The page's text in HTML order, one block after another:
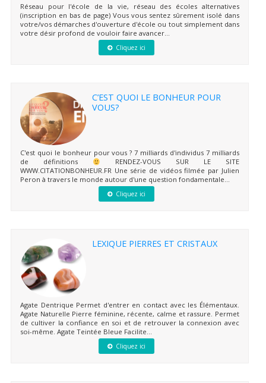
Réseau pour l'école de la vie, réseau des écoles alternatives
(inscription en bas de page) Vous vous sentez sûrement isolé dans
votre/vos démarches d'ouverture d'école ou tout simplement dans
votre désir profond de vouloir faire avancer...
Cliquez ici
C’EST QUOI LE BONHEUR POUR
VOUS?
C'est quoi le bonheur pour vous ? 7 milliards d'individus 7 milliards
de définitions
RENDEZ-VOUS SUR LE SITE
WWW.CITATIONBONHEUR.FR Une série de vidéos filmée par Julien
Peron à travers le monde autour d'une question fondamentale...
Cliquez ici
LEXIQUE PIERRES ET CRISTAUX
Agate Dentrique Permet d'entrer en contact avec les Élémentaux.
Agate Naturelle Pierre féminine, récente, calme et rassure. Permet
de cultiver la confiance en soi et de retrouver la connexion avec
soi-même. Agate Teintée Bleue Facilite...
Cliquez ici